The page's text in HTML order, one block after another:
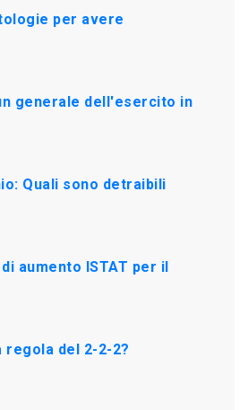
per avere
generale dell'esercito in
Quali sono detraibili
aumento ISTAT per il
regola del 2-2-2?